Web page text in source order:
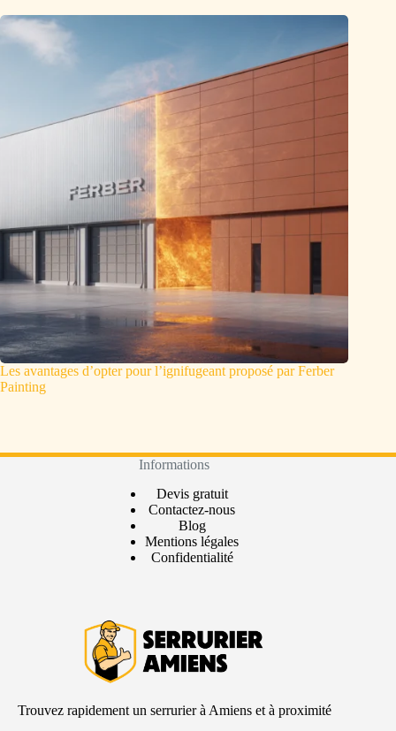
Les avantages d’opter pour l’ignifugeant proposé par Ferber
Painting
Informations
Devis gratuit
Contactez-nous
Blog
Mentions légales
Confidentialité
Trouvez rapidement un serrurier à Amiens et à proximité